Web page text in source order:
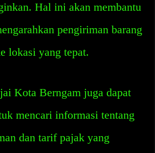
Hal ini akan membantu
pengiriman barang
lokasi yang tepat.
Kota Berngam juga dapat
mencari informasi tentang
dan tarif pajak yang